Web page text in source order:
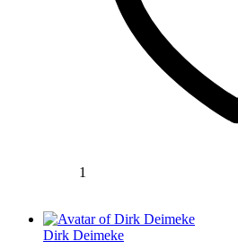
1
Dirk Deimeke